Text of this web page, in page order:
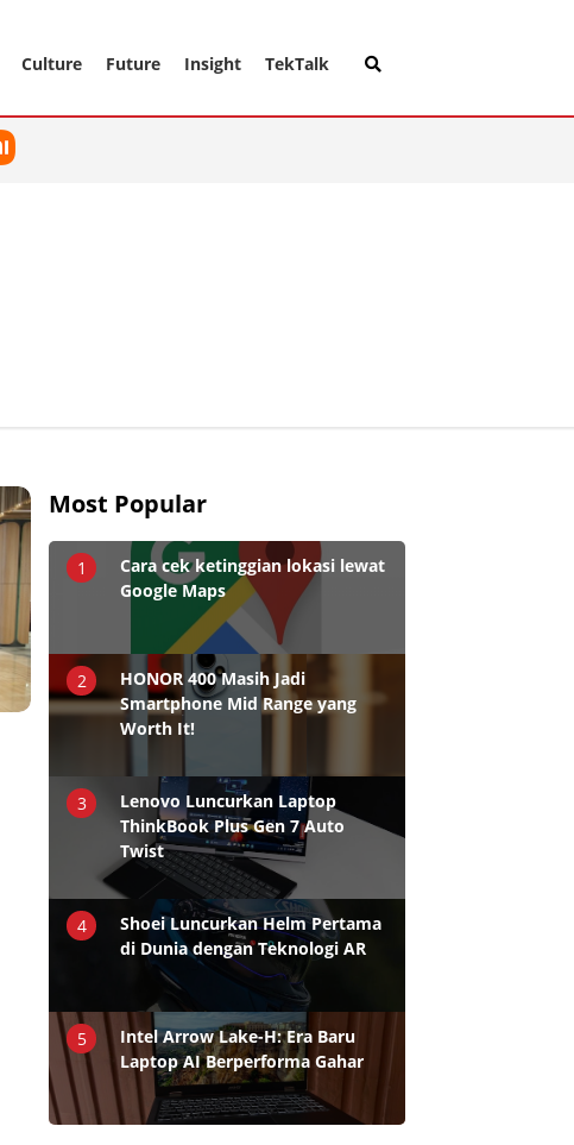
Culture Future Insight TekTalk
Most Popular
1
Cara cek ketinggian lokasi lewat
Google Maps
2
HONOR 400 Masih Jadi
Smartphone Mid Range yang
Worth It!
3
Lenovo Luncurkan Laptop
ThinkBook Plus Gen 7 Auto
Twist
4
Shoei Luncurkan Helm Pertama
di Dunia dengan Teknologi AR
5
Intel Arrow Lake-H: Era Baru
Laptop AI Berperforma Gahar